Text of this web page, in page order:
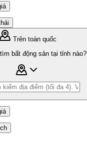
Trên toàn quốc
bất động sản tại tỉnh nào?